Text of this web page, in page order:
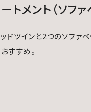
トメント（ソファ
ドツインと2つのソファ
すすめ。